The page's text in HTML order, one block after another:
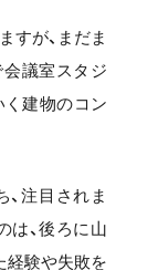
すが、まだま
議室スタジ
建物のコン
注目されま
は、後ろに山
経験や失敗を